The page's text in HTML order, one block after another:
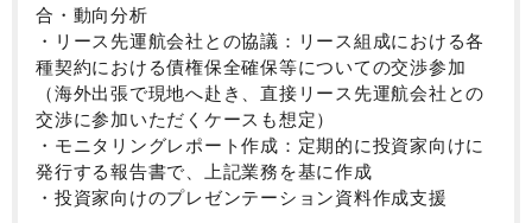
■求める人物像
・主体的に行動し、困難な課題にも前向きに取り組め
る方：海外の運航会社との交渉や多様なリスク調査に
おいて、自ら考え、行動できる方、またチームスピリ
ットを重視されている方を求めています。
・論理的思考力と分析力に優れ、多角的な視点から物
事を捉えられる方：企業財務、ソブリンリスク、市場
合・動向分析
・リース先運航会社との協議：リース組成における各
種契約における債権保全確保等についての交渉参加
（海外出張で現地へ赴き、直接リース先運航会社との
交渉に参加いただくケースも想定）
・モニタリングレポート作成：定期的に投資家向けに
発行する報告書で、上記業務を基に作成
・投資家向けのプレゼンテーション資料作成支援